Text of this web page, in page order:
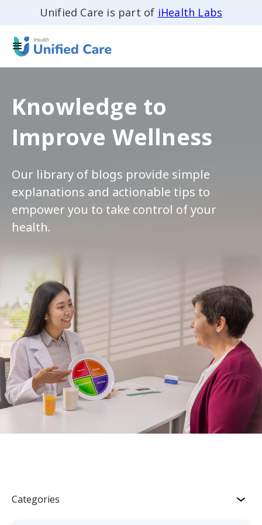
Unified Care is part of iHealth Labs
Knowledge to
Improve Wellness
Our library of blogs provide simple
explanations and actionable tips to
empower you to take control of your
health.
Categories